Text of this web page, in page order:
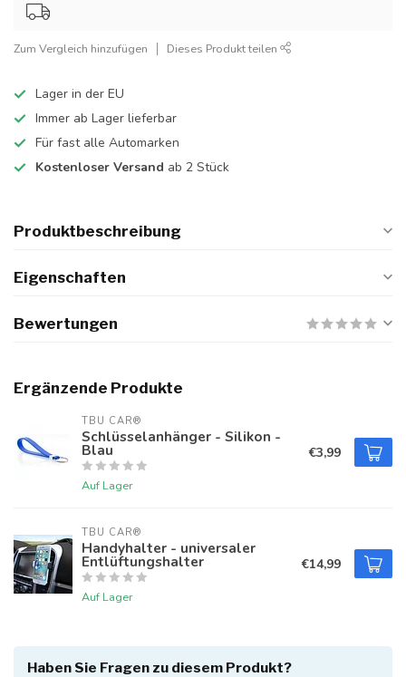
Zum Vergleich hinzufügen Dieses Produkt teilen
Lager in der EU
Immer ab Lager lieferbar
Für fast alle Automarken
Kostenloser Versand ab 2 Stück
Produktbeschreibung
Eigenschaften
Bewertungen
Ergänzende Produkte
TBU CAR®
Schlüsselanhänger - Silikon -
Blau
Auf Lager
€3,99
TBU CAR®
Handyhalter - universaler
Entlüftungshalter
Auf Lager
€14,99
Haben Sie Fragen zu diesem Produkt?